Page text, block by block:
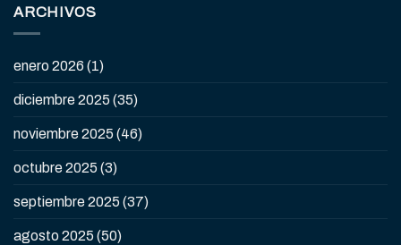
ARCHIVOS
enero 2026 (1)
diciembre 2025 (35)
noviembre 2025 (46)
octubre 2025 (3)
septiembre 2025 (37)
agosto 2025 (50)